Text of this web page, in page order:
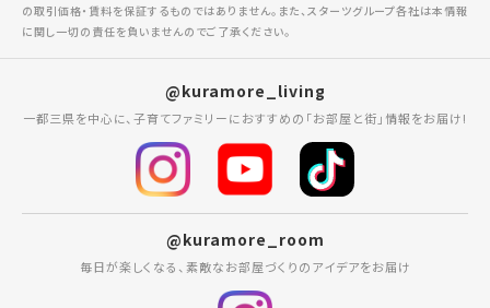
の取引価格・賃料を保証するものではありません。また、スターツグループ各社は本情報
に関し一切の責任を負いませんのでご了承ください。
@kuramore_living
一都三県を中心に、子育てファミリーにおすすめの「お部屋と街」情報をお届け!
@kuramore_room
毎日が楽しくなる、素敵なお部屋づくりのアイデアをお届け